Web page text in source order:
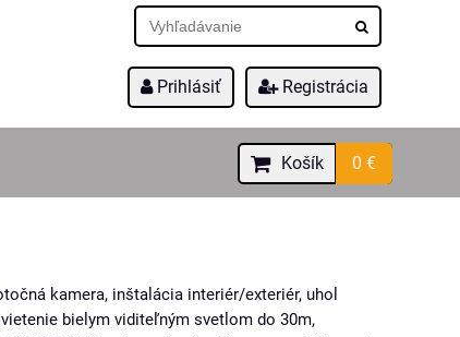
Prihlásiť Registrácia
Košík 0 €
kamera, inštalácia interiér/exteriér, uhol
bielym viditeľným svetlom do 30m,